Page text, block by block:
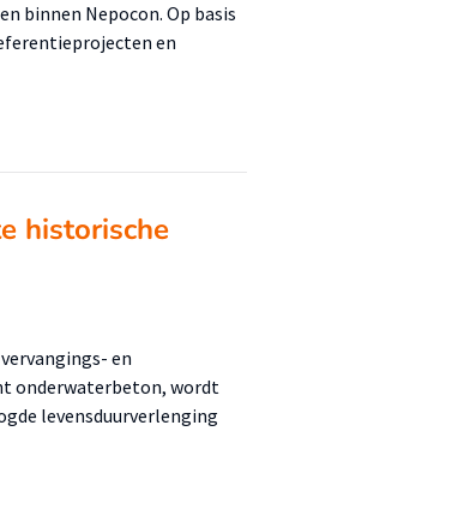
binnen Nepocon. Op basis
en
historische
en
onderwaterbeton, wordt
levensduurverlenging